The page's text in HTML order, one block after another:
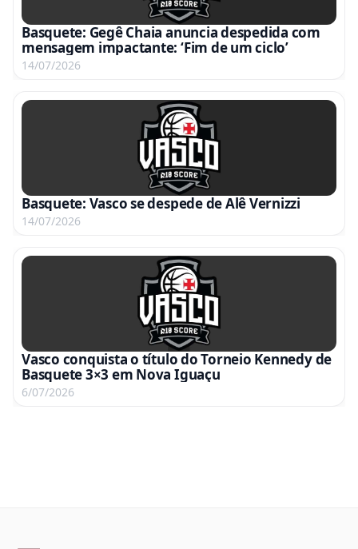
Basquete: Gegê Chaia anuncia despedida com
mensagem impactante: ‘Fim de um ciclo’
14/07/2026
Basquete: Vasco se despede de Alê Vernizzi
14/07/2026
Vasco conquista o título do Torneio Kennedy de
Basquete 3×3 em Nova Iguaçu
6/07/2026